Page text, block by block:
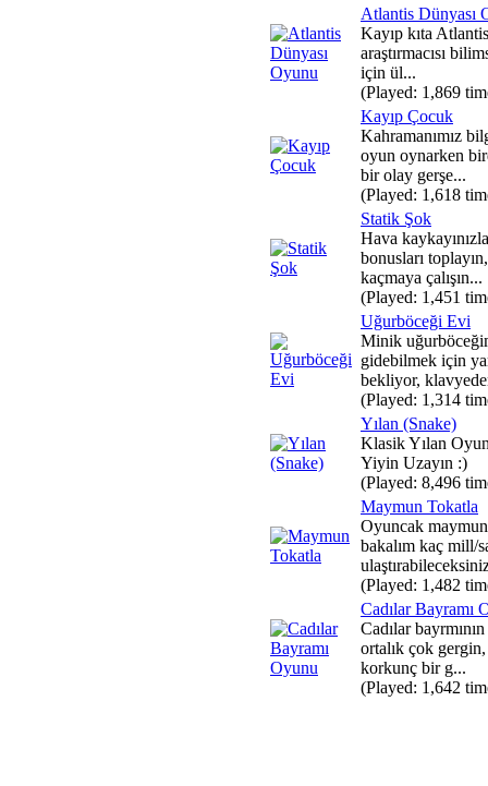
Atlantis Dünyası
Kayıp kıta
araştırmacısı
için ül...
(Played: 1,869
Kayıp Çocuk
Kahramanımız
oyun oynarken
bir olay gerşe...
(Played: 1,618
Statik Şok
Hava
bonusları
kaçmaya çalışın...
(Played: 1,451
Uğurböceği Evi
Minik
gidebilmek için
bekliyor,
(Played: 1,314
Yılan (Snake)
Klasik Yılan
Yiyin Uzayın :)
(Played: 8,496
Maymun Tokatla
Oyuncak
bakalım kaç mill/
(Played: 1,482
Cadılar Bayramı
Cadılar
ortalık çok
korkunç bir g...
(Played: 1,642